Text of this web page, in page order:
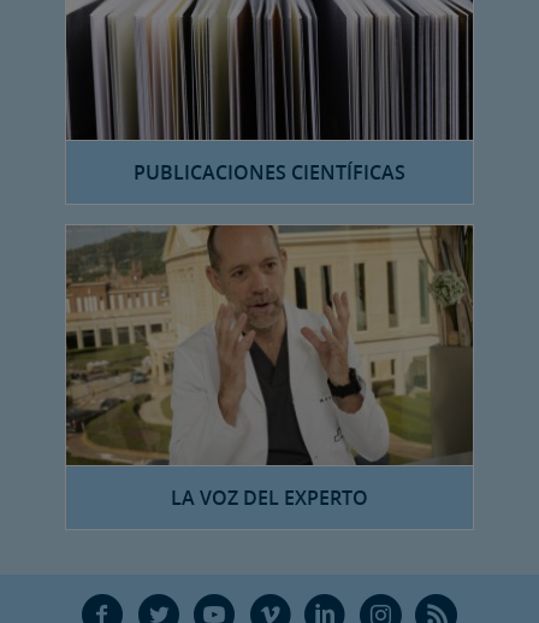
PUBLICACIONES CIENTÍFICAS
LA VOZ DEL EXPERTO